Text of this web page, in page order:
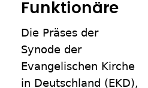
Funktionäre
Die Präses der
Synode der
Evangelischen Kirche
in Deutschland (EKD),